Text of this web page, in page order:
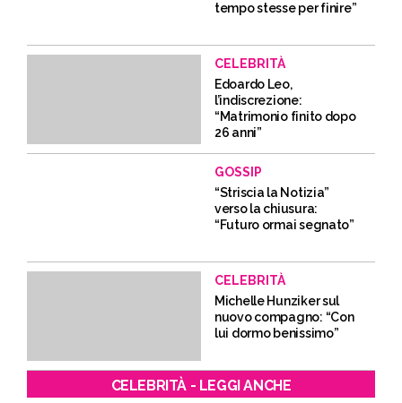
tempo stesse per finire”
CELEBRITÀ
Edoardo Leo,
l’indiscrezione:
“Matrimonio finito dopo
26 anni”
GOSSIP
“Striscia la Notizia”
verso la chiusura:
“Futuro ormai segnato”
CELEBRITÀ
Michelle Hunziker sul
nuovo compagno: “Con
lui dormo benissimo”
CELEBRITÀ - LEGGI ANCHE